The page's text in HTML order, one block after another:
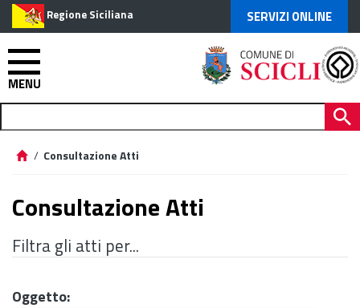
Regione Siciliana SERVIZI ONLINE
MENU
/ Consultazione Atti
Consultazione Atti
Filtra gli atti per...
Oggetto: